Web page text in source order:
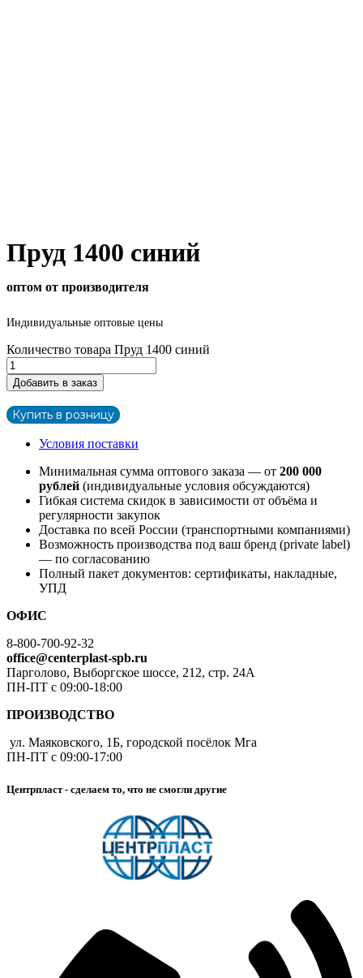
Пруд 1400 синий
оптом от производителя
Индивидуальные оптовые цены
Количество товара Пруд 1400 синий
Добавить в заказ
Купить в розницу
Условия поставки
Минимальная сумма оптового заказа — от 200 000
рублей (индивидуальные условия обсуждаются)
Гибкая система скидок в зависимости от объёма и
регулярности закупок
Доставка по всей России (транспортными компаниями)
Возможность производства под ваш бренд (private label)
— по согласованию
Полный пакет документов: сертификаты, накладные,
УПД
ОФИС
8-800-700-92-32
office@centerplast-spb.ru
Парголово, Выборгское шоссе, 212, стр. 24А
ПН-ПТ с 09:00-18:00
ПРОИЗВОДСТВО
ул. Маяковского, 1Б, городской посёлок Мга
ПН-ПТ с 09:00-17:00
Центрпласт - сделаем то, что не смогли другие